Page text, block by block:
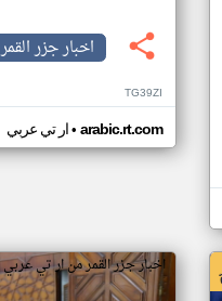
اخبار جزر القمر
TG39ZI
ار تي عربي• arabic.rt.com
اخبار جزر القمر من ار تي عربي